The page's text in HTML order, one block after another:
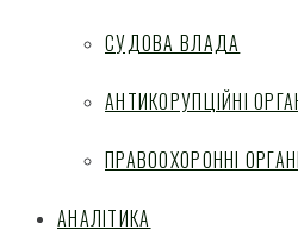
СУДОВА ВЛАДА
АНТИКОРУПЦІЙНІ
ПРАВООХОРОННІ
АНАЛІТИКА